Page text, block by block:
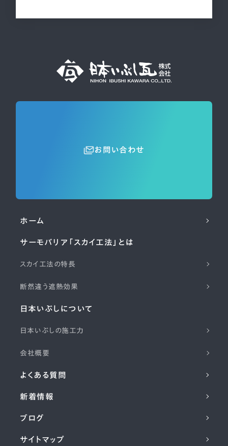
お問い合わせ
ホーム
サーモバリア「スカイ工法」とは
スカイ工法の特長
断然違う遮熱効果
日本いぶしについて
日本いぶしの施工力
会社概要
よくある質問
新着情報
ブログ
サイトマップ